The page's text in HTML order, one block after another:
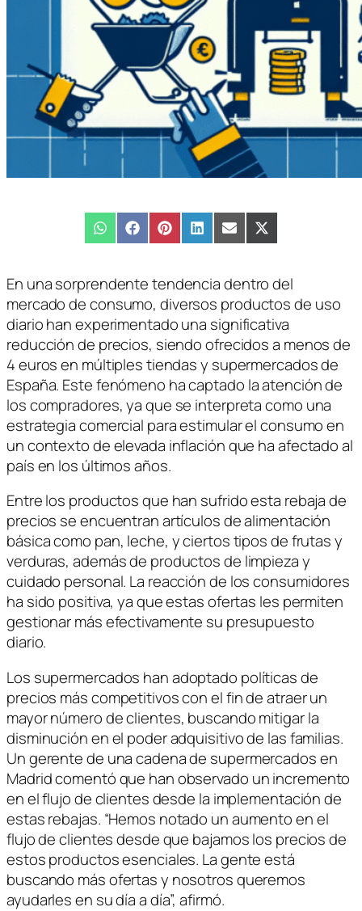
Compartir
en
WhatsAppCompartir
en
FacebookCompartir
en
PinterestCompartir
en
LinkedInCompartir
en
EmailCompartir
en
X
(Twitter)
En una sorprendente tendencia dentro del
mercado de consumo, diversos productos de uso
diario han experimentado una significativa
reducción de precios, siendo ofrecidos a menos de
4 euros en múltiples tiendas y supermercados de
España. Este fenómeno ha captado la atención de
los compradores, ya que se interpreta como una
estrategia comercial para estimular el consumo en
un contexto de elevada inflación que ha afectado al
país en los últimos años.
Entre los productos que han sufrido esta rebaja de
precios se encuentran artículos de alimentación
básica como pan, leche, y ciertos tipos de frutas y
verduras, además de productos de limpieza y
cuidado personal. La reacción de los consumidores
ha sido positiva, ya que estas ofertas les permiten
gestionar más efectivamente su presupuesto
diario.
Los supermercados han adoptado políticas de
precios más competitivos con el fin de atraer un
mayor número de clientes, buscando mitigar la
disminución en el poder adquisitivo de las familias.
Un gerente de una cadena de supermercados en
Madrid comentó que han observado un incremento
en el flujo de clientes desde la implementación de
estas rebajas. “Hemos notado un aumento en el
flujo de clientes desde que bajamos los precios de
estos productos esenciales. La gente está
buscando más ofertas y nosotros queremos
ayudarles en su día a día”, afirmó.